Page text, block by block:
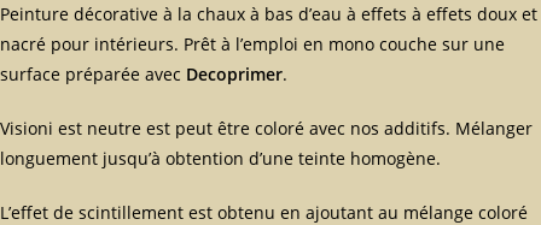
Peinture décorative à la chaux à bas d’eau à effets à effets doux et
nacré pour intérieurs. Prêt à l’emploi en mono couche sur une
surface préparée avec Decoprimer.
Visioni est neutre est peut être coloré avec nos additifs. Mélanger
longuement jusqu’à obtention d’une teinte homogène.
L’effet de scintillement est obtenu en ajoutant au mélange coloré